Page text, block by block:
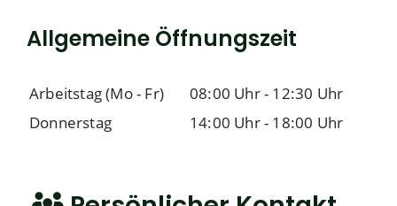
Allgemeine Öffnungszeit
Arbeitstag (Mo - Fr) 08:00 Uhr- 12:30 Uhr
Donnerstag
14:00 Uhr- 18:00 Uhr